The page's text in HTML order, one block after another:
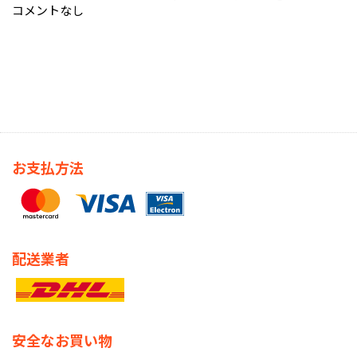
コメントなし
お支払方法
配送業者
安全なお買い物